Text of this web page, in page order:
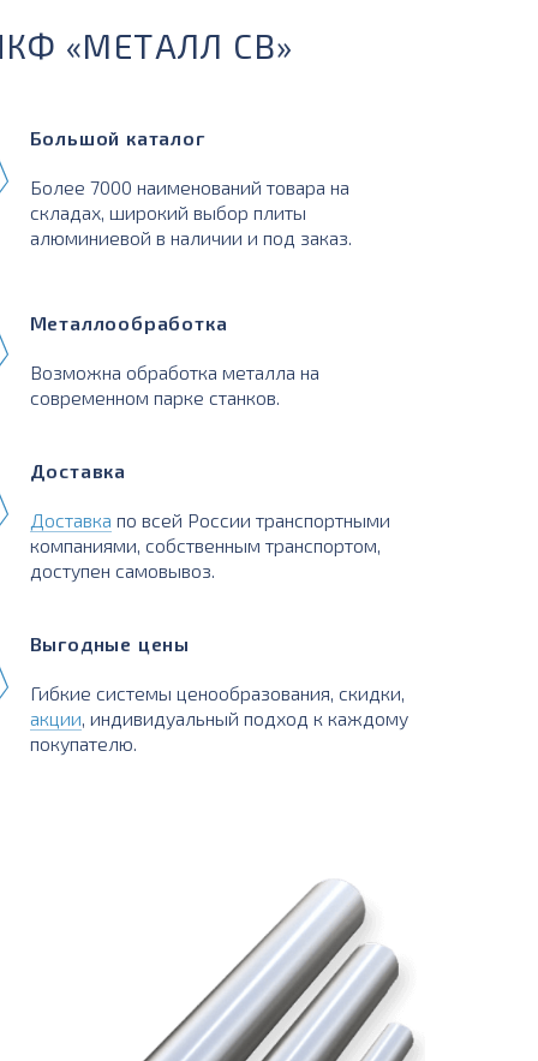
«МЕТАЛЛ СВ»
Большой каталог
Более 7000 наименований товара на
складах, широкий выбор плиты
алюминиевой в наличии и под заказ.
Металлообработка
Возможна обработка металла на
современном парке станков.
Доставка
Доставка по всей России транспортными
компаниями, собственным транспортом,
доступен самовывоз.
Выгодные цены
Гибкие системы ценообразования, скидки,
акции, индивидуальный подход к каждому
покупателю.